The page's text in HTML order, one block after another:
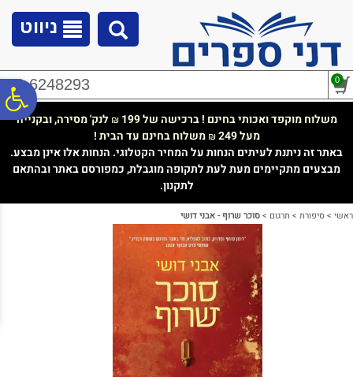
נגישות
ניווט
02-6248293 0
משלוח מוקפד ואכותי בחינם ! ברכישה של 199 ₪ לנק' מסירה, ובקנייה
מעל 249
₪משלוח בחינם עד הבית !
באתר זה ניתנת לעיתים הנחות על המחיר הקטלוגי. הנחות אלו אינן מבצע.
מבצעים מתקיימים מעת לעת לתקופה מוגבלת, כמפורסם באתר ובהתאם
לתקנון.
ראשי >סיפורת > תרגום >סוכר שרוף - אבני דושי